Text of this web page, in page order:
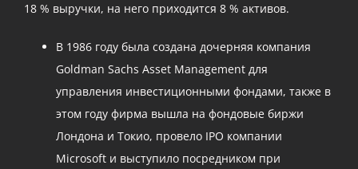
18 % выручки, на него приходится 8 % активов.
В 1986 году была создана дочерняя компания
Goldman Sachs Asset Management для
управления инвестиционными фондами, также в
этом году фирма вышла на фондовые биржи
Лондона и Токио, провело IPO компании
Microsoft и выступило посредником при